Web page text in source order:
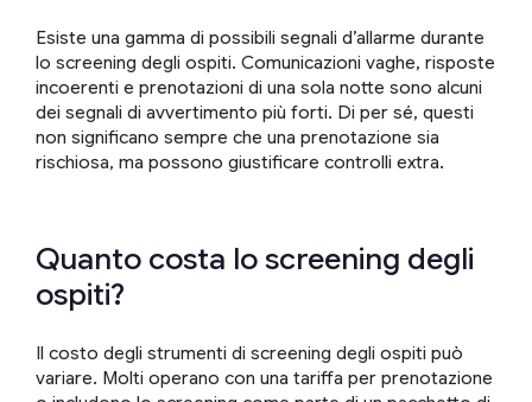
Esiste una gamma di possibili segnali d’allarme durante
lo screening degli ospiti. Comunicazioni vaghe, risposte
incoerenti e prenotazioni di una sola notte sono alcuni
dei segnali di avvertimento più forti. Di per sé, questi
non significano sempre che una prenotazione sia
rischiosa, ma possono giustificare controlli extra.
Quanto costa lo screening degli
ospiti?
Il costo degli strumenti di screening degli ospiti può
variare. Molti operano con una tariffa per prenotazione